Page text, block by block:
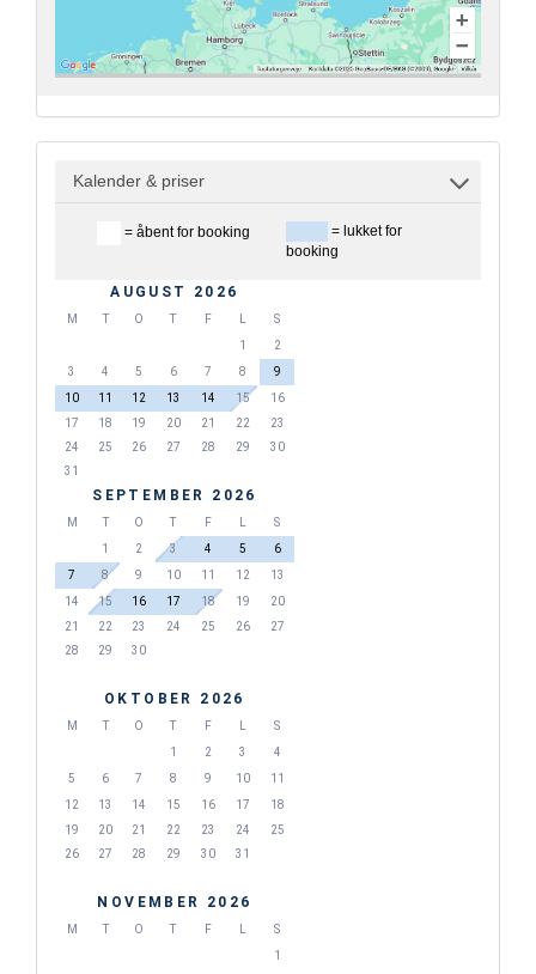
Kalender & priser
= åbent for booking
= lukket for
booking
AUGUST 2026
M T O T F L
S
1
2
3
4 5 6 7 8
9
10
11 12 13 14 15
16
17
18 19 20 21 22
23
24
25 26 27 28 29
30
31
SEPTEMBER 2026
M T O T F L
S
1
2 3 4 5
6
7
8 9 10 11 12
13
14
15 16 17 18 19
20
21
22 23 24 25 26
27
28
29 30
OKTOBER 2026
M T O T F L
S
1
2 3
4
5
6 7 8 9 10
11
12
13 14 15 16 17
18
19
20 21 22 23 24
25
26
27 28 29 30 31
NOVEMBER 2026
M T O T F L
S
1